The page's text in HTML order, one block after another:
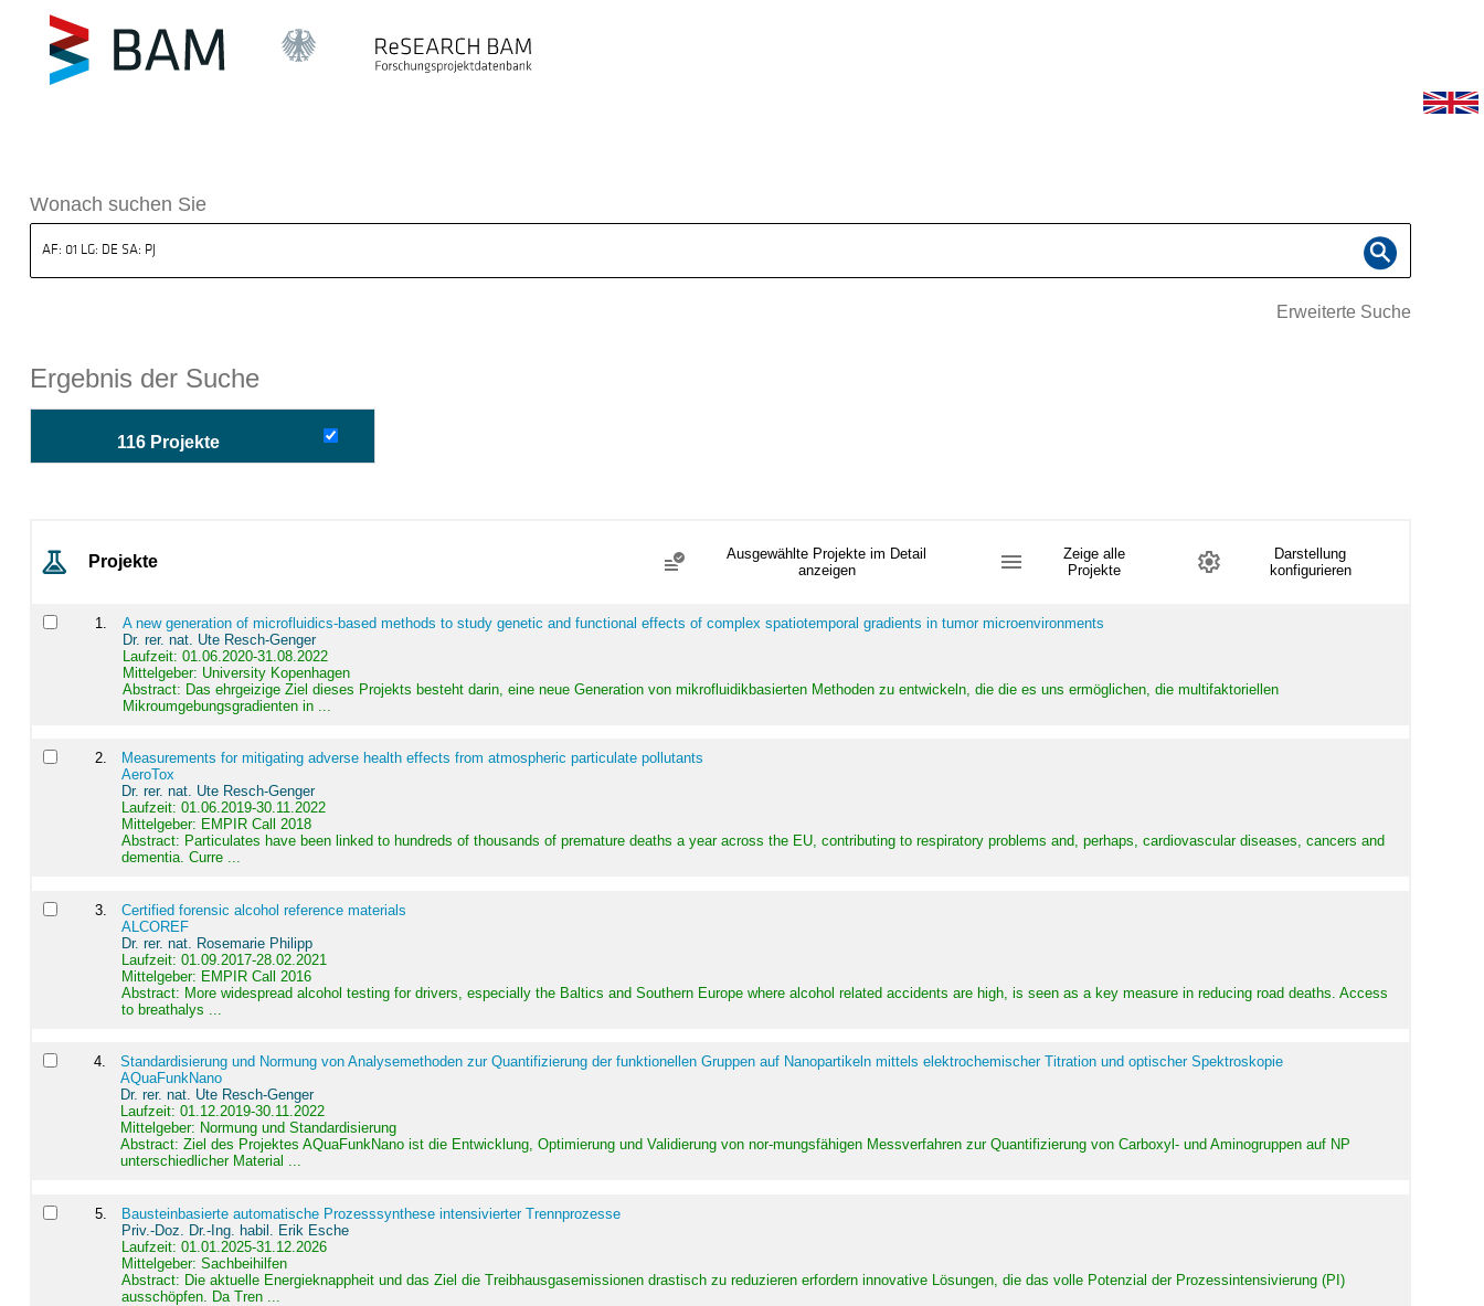
ReSEARCH BAM
Wonach suchen Sie
Erweiterte Suche
Ergebnis der Suche
116 Projekte
Projekte
Ausgewählte Projekte im Detail
anzeigen
Zeige alle
Projekte
Darstellung
konfigurieren
1
A new generation of microfluidics-based methods to study genetic and functional effects of complex spatiotemporal gradients in tumor microenvironments
Dr. rer. nat. Ute Resch-Genger
Laufzeit: 01.06.2020-31.08.2022
Mittelgeber: University Kopenhagen
Abstract: Das ehrgeizige Ziel dieses Projekts besteht darin, eine neue Generation von mikrofluidikbasierten Methoden zu entwickeln, die die es uns ermöglichen, die multifaktoriellen
Mikroumgebungsgradienten in ...
2.
Measurements for mitigating adverse health effects from atmospheric particulate pollutants
AeroTox
Dr. rer. nat. Ute Resch-Genger
Laufzeit: 01.06.2019-30.11.2022
Mittelgeber: EMPIR Call 2018
Abstract: Particulates have been linked to hundreds of thousands of premature deaths a year across the EU, contributing to respiratory problems and, perhaps, cardiovascular diseases, cancers and
dementia. Curre ...
3.
Certified forensic alcohol reference materials
ALCOREF
Dr. rer. nat. Rosemarie Philipp
Laufzeit: 01.09.2017-28.02.2021
Mittelgeber: EMPIR Call 2016
Abstract: More widespread alcohol testing for drivers, especially the Baltics and Southern Europe where alcohol related accidents are high, is seen as a key measure in reducing road deaths. Access
to breathalys ...
4.
Standardisierung und Normung von Analysemethoden zur Quantifizierung der funktionellen Gruppen auf Nanopartikeln mittels elektrochemischer Titration und optischer Spektroskopie
AQuaFunkNano
Dr. rer. nat. Ute Resch-Genger
Laufzeit: 01.12.2019-30.11.2022
Mittelgeber: Normung und Standardisierung
Abstract:Ziel des Projektes AQuaFunkNano ist die Entwicklung, Optimierung und Validierung von nor-mungsfähigen Messverfahren zur Quantifizierung von Carboxyl- und Aminogruppen auf NP
unterschiedlicher Material ...
5.
Bausteinbasierte automatische Prozesssynthese intensivierter Trennprozesse
Priv.-Doz. Dr.-Ing. habil. Erik Esche
Laufzeit: 01.01.2025-31.12.2026
Mittelgeber: Sachbeihilfen
Abstract: Die aktuelle Energieknappheit und das Ziel die Treibhausgasemissionen drastisch zu reduzieren erfordern innovative Lösungen, die das volle Potenzial der Prozessintensivierung (PI)
ausschöpfen. Da Tren ...